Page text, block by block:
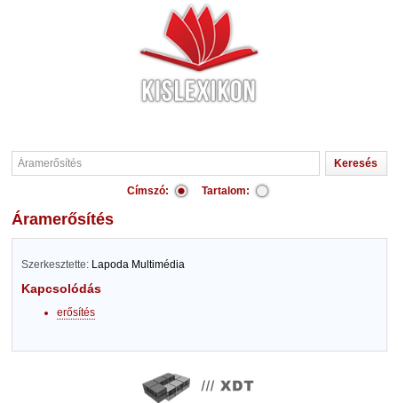
Címszó: Tartalom:
Áramerősítés
Szerkesztette: Lapoda Multimédia
Kapcsolódás
erősítés